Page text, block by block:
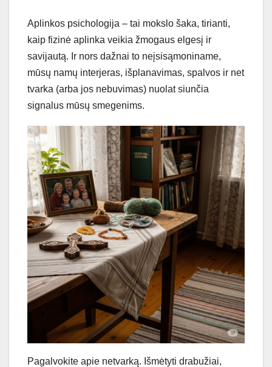
Aplinkos psichologija – tai mokslo šaka, tirianti,
kaip fizinė aplinka veikia žmogaus elgesį ir
savijautą. Ir nors dažnai to neįsisąmoniname,
mūsų namų interjeras, išplanavimas, spalvos ir net
tvarka (arba jos nebuvimas) nuolat siunčia
signalus mūsų smegenims.
Pagalvokite apie netvarką. Išmėtyti drabužiai,